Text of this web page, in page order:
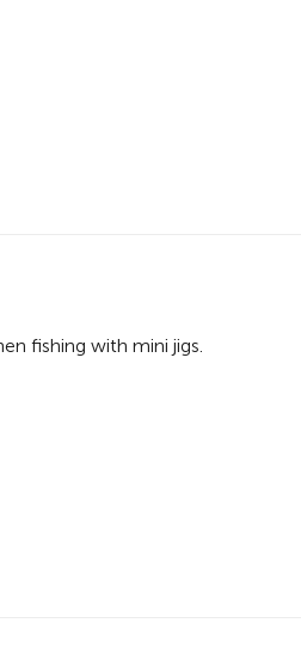
fishing with mini jigs.